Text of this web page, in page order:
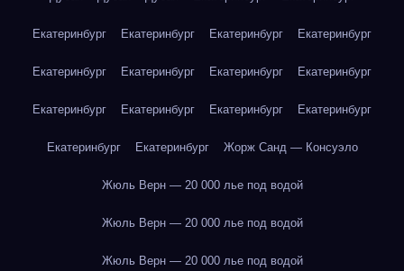
Екатеринбург Екатеринбург Екатеринбург Екатеринбург
Екатеринбург Екатеринбург Екатеринбург Екатеринбург
Екатеринбург Екатеринбург Екатеринбург Екатеринбург
Екатеринбург Екатеринбург Жорж Санд — Консуэло
Жюль Верн — 20 000 лье под водой
Жюль Верн — 20 000 лье под водой
Жюль Верн — 20 000 лье под водой